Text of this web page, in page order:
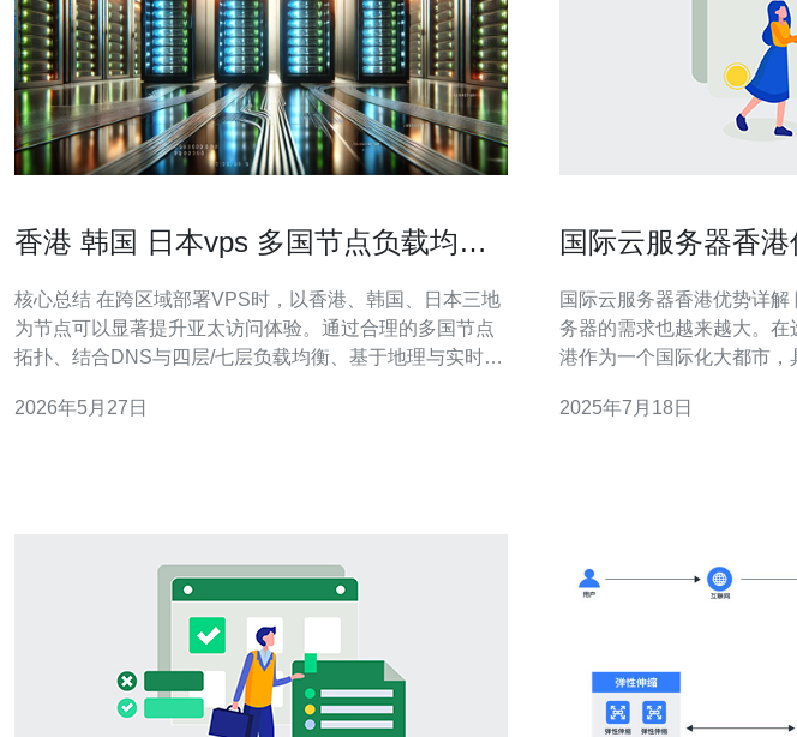
香港 韩国 日本vps 多国节点负载均衡
核心总结 在跨区域部署VPS时，以香港、韩国、日本三地
为节点可以显著提升亚太访问体验。通过合理的多国节点
拓扑、结合DNS与四层/七层负载均衡、基于地理与实时链
监控体系，可以实现低延迟、高可用与成本可控的服务发
2026年5月27日
国际云服务器香
国际云服务器香港优势详解 随着互联网的快速发展，云服
务器的需求也越来越大。
港作为一个国际化大都市
心，毗邻中国内地，并且地
2025年7月18日